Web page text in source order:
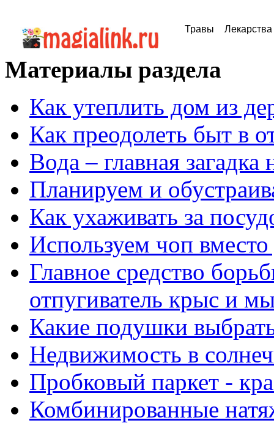
Травы Лекарства
Материалы раздела
Как утеплить дом из
Как преодолеть быт в
Вода – главная загадка
Планируем и
Как ухаживать за
Используем чоп
Главное средство
отпугиватель крыс и
Какие подушки
Недвижимость в
Пробковый паркет -
Комбинированные